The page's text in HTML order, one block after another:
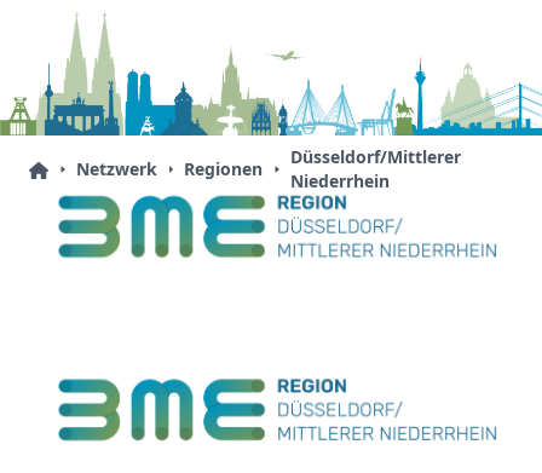
Netzwerk Regionen
Düsseldorf/Mittlerer
Niederrhein